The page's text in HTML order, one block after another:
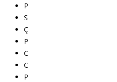
P
S
Ç
P
C
C
P